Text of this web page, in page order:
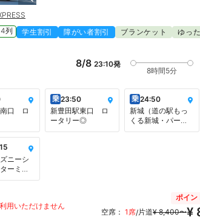
4列
学生割引 障がい者割引 ブランケット ゆっ
8/8 23:10発
8時間5分
南口 ロ
乗23:50
新豊田駅東口 ロ
ータリー◎
乗24:50
新城（道の駅もっ
くる新城・パーク
アンドライド可）
ニーシ
ーミナ
用いただけません
ポイン
空席： 1席/片道¥ 8,400〜¥